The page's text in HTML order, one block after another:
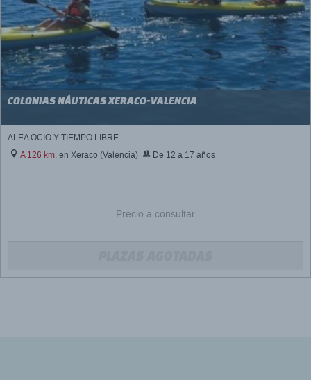
COLONIAS NÁUTICAS XERACO-VALENCIA
ALEA OCIO Y TIEMPO LIBRE
A 126 km,en Xeraco (Valencia) De 12 a 17 años
Precio a consultar